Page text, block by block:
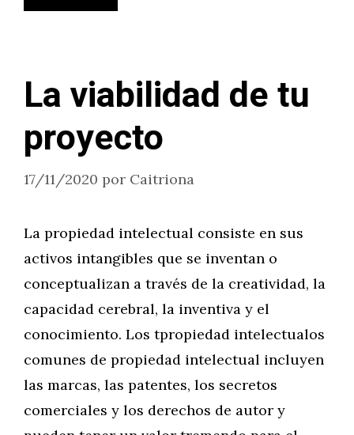
La viabilidad de tu
proyecto
17/11/2020 por Caitriona
La propiedad intelectual consiste en sus
activos intangibles que se inventan o
conceptualizan a través de la creatividad, la
capacidad cerebral, la inventiva y el
conocimiento. Los tpropiedad intelectualos
comunes de propiedad intelectual incluyen
las marcas, las patentes, los secretos
comerciales y los derechos de autor y